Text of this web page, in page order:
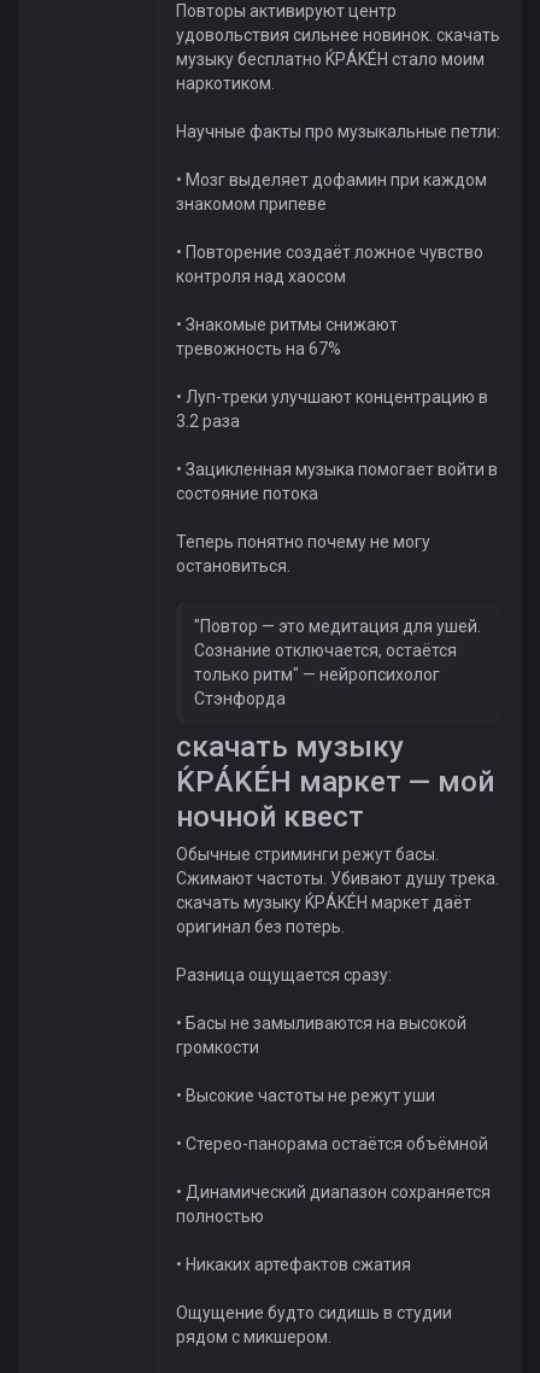
Повторы активируют центр
удовольствия сильнее новинок. скачать
музыку бесплатно ЌРÁKÉH стало моим
наркотиком.
Научные факты про музыкальные петли:
• Мозг выделяет дофамин при каждом
знакомом припеве
• Повторение создаёт ложное чувство
контроля над хаосом
• Знакомые ритмы снижают
тревожность на 67%
• Луп-треки улучшают концентрацию в
3.2 раза
• Зацикленная музыка помогает войти в
состояние потока
Теперь понятно почему не могу
остановиться.
"Повтор — это медитация для ушей.
Сознание отключается, остаётся
только ритм" — нейропсихолог
Стэнфорда
скачать музыку
ЌРÁKÉH маркет — мой
ночной квест
Обычные стриминги режут басы.
Сжимают частоты. Убивают душу трека.
скачать музыку ЌРÁKÉH маркет даёт
оригинал без потерь.
Разница ощущается сразу:
• Басы не замыливаются на высокой
громкости
• Высокие частоты не режут уши
• Стерео-панорама остаётся объёмной
• Динамический диапазон сохраняется
полностью
• Никаких артефактов сжатия
Ощущение будто сидишь в студии
рядом с микшером.